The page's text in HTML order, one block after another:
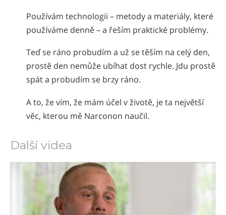
Používám technologii – metody a materiály, které
používáme denně – a řeším praktické problémy.
Teď se ráno probudím a už se těším na celý den,
prostě den nemůže ubíhat dost rychle. Jdu prostě
spát a probudím se brzy ráno.
A to, že vím, že mám účel v životě, je ta největší
věc, kterou mě Narconon naučil.
Další videa